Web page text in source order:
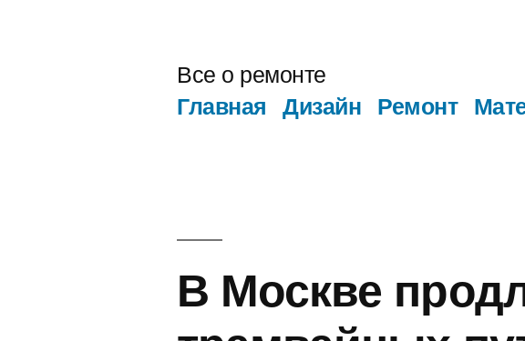
Все о ремонте
Главная Дизайн Ремонт
В Москве